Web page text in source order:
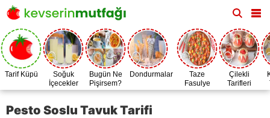
Tarif Küpü
Soğuk
İçecekler
Bugün Ne
Pişirsem?
Dondurmalar
Taze
Fasulye
Zamanı
Çilekli
Tarifleri
Pesto Soslu Tavuk Tarifi